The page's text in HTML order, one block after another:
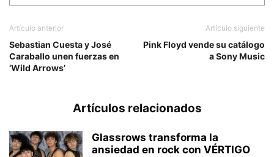
Artículo anterior
Sebastian Cuesta y José
Caraballo unen fuerzas en
‘Wild Arrows’
Artículo siguiente
Pink Floyd vende su catálogo
a Sony Music
Artículos relacionados
Glassrows transforma la
ansiedad en rock con VÉRTIGO